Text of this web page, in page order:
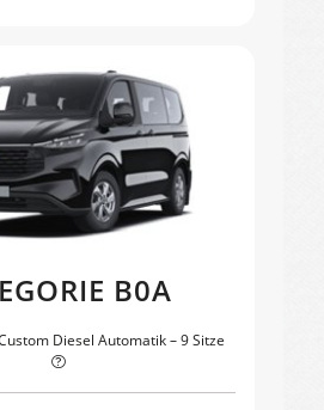
B0A
Diesel Automatik – 9 Sitze